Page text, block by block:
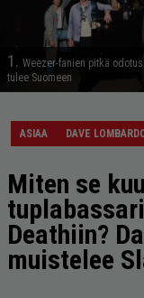
1. Weezer-fanien pitkä
tulee Suomeen
ASIAA DAVE
Miten se
Deathiin?
muistelee